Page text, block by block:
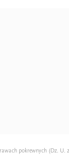
pokrewnych (Dz.